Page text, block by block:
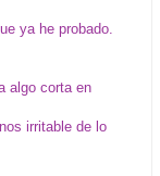
ya he probado.
algo corta en
irritable de lo